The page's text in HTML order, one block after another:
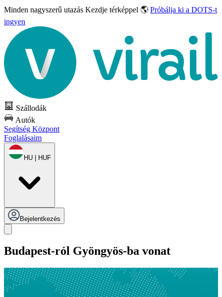
Minden nagyszerű utazás Kezdje térképpel 🌎 Próbálja ki a DOTS-t
ingyen
Szállodák
Autók
Segítség Központ
Foglalásaim
HU | HUF
Bejelentkezés
Budapest-ról Gyöngyös-ba vonat